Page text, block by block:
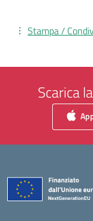
Stampa /
Scarica